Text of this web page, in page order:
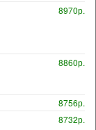
8970р.
8860р.
8756р.
8732р.